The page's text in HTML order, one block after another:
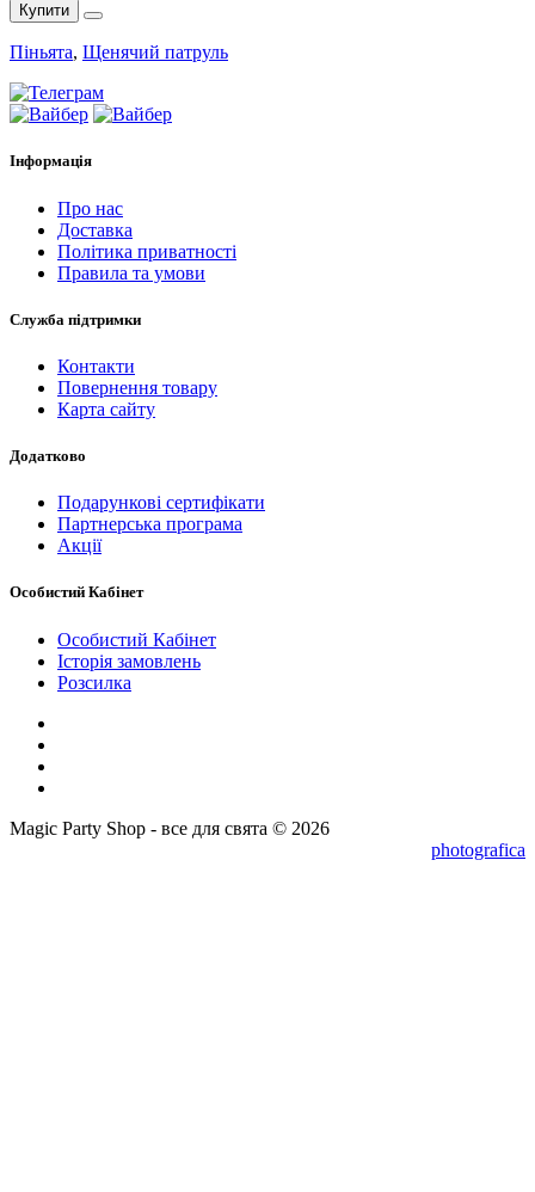
Купити
Піньята, Щенячий патруль
Інформація
Про нас
Доставка
Політика приватності
Правила та умови
Служба підтримки
Контакти
Повернення товару
Карта сайту
Додатково
Подарункові сертифікати
Партнерська програма
Акції
Особистий Кабінет
Особистий Кабінет
Історія замовлень
Розсилка
Magic Party Shop - все для свята © 2026
photografica